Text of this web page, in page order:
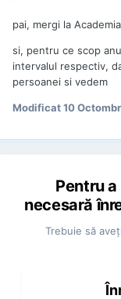
pai, mergi la
si, pentru ce scop
intervalul respectiv,
persoanei si vedem
Modificat10
Pentru
necesară
Trebuie să